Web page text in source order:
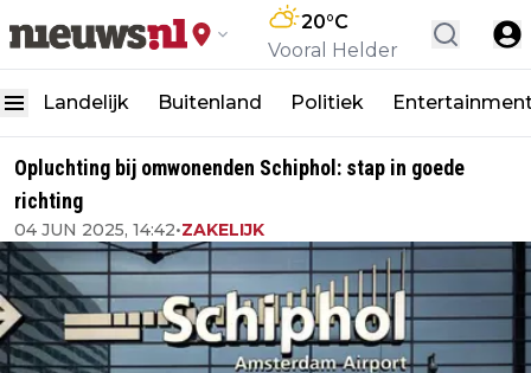
20°C
Vooral Helder
Landelijk Buitenland Politiek
Opluchting bij omwonenden Schiphol: stap in goede
richting
04 JUN 2025, 14:42•ZAKELIJK